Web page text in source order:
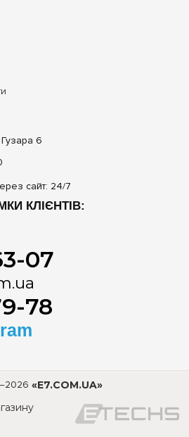
6
сайт: 24/7
КЛІЄНТІВ:
07
78
«E7.COM.UA»